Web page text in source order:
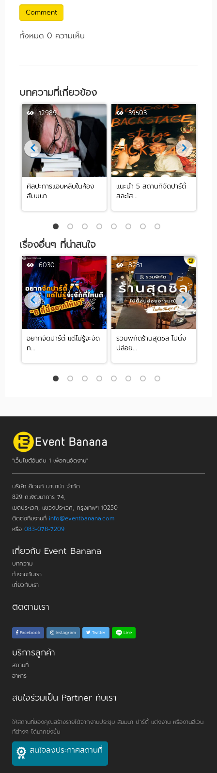
Comment
ทั้งหมด 0 ความเห็น
บทความที่เกี่ยวข้อง
12989
ศิลปะการแอบหลับในห้อง
สัมมนา
39503
แนะนำ 5 สถานที่จัดปาร์ตี้
สละโส...
เรื่องอื่นๆ ที่น่าสนใจ
6030
อยากจัดปาร์ตี้ แต่ไม่รู้จะจัด
ท...
8281
รวมพิกัดร้านสุดชิล ไปนั่ง
ปล่อย...
"เว็บไซต์อันดับ 1 เพื่อคนจัดงาน"
บริษัท อีเวนท์ บานาน่า จำกัด
829 ถ.พัฒนาการ 74,
เขตประเวศ, แขวงประเวศ, กรุงเทพฯ 10250
ติดต่อทีมงานที่ info@eventbanana.com
หรือ 083-078-7209
เกี่ยวกับ Event Banana
บทความ
ทำงานกับเรา
เกี่ยวกับเรา
ติดตามเรา
Facebook Instagram Twitter Line
บริการลูกค้า
สถานที่
อาหาร
สนใจร่วมเป็น Partner กับเรา
ให้สถานที่ของคุณสร้างรายได้จากงานประชุม สัมมนา ปาร์ตี้ แต่งงาน หรืองานอีเวน
ท์ต่างๆ ได้มากยิ่งขึ้น
สนใจลงประกาศสถานที่